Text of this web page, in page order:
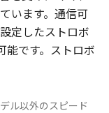
います。通信可
定したストロボ
能です。ストロボ
ル以外のスピード